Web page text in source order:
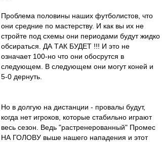
Проблема половины наших футболистов, что
они средние по мастерству. И как вы их не
стройте под схемы они периодами будут жидко
обсираться. ДА ТАК БУДЕТ !!! И это не
означает 100-но что они обосрутся в
следующем. В следующем они могут коней и
5-0 дернуть.
Но в долгую на дистанции - провалы будут,
когда нет игроков, которые стабильно играют
весь сезон. Ведь "растренерованный" Промес
НА ГОЛОВУ выше нашего нападения и этот